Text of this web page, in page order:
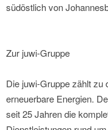
südöstlich von
Zur juwi-Gruppe
Die juwi-Gruppe zählt zu
erneuerbare Energien.
seit 25 Jahren die